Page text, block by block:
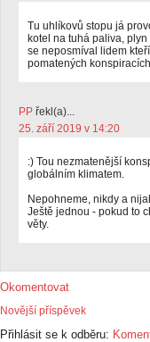
Tu uhlíkovů stopu já
kotel na tuhá paliva,
se neposmíval lidem
pomatených
PP řekl(a)...
25. září 2019 v 14:20
:) Tou nezmatenější
globálním klimatem.
Nepohneme, nikdy a
Ještě jednou - pokud to
věty.
Okomentovat
Novější příspěvek
Přihlásit se k odběru: